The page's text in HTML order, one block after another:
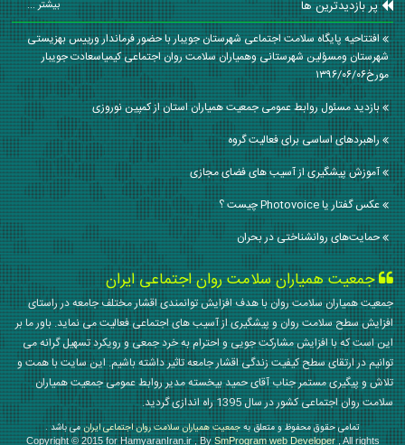
پر بازدیدترین ها بیشتر ...
افتتاحیه پایگاه سلامت اجتماعی شهرستان جویبار با حضور فرماندار ورییس بهزیستی
شهرستان ومسؤلین شهرستانی وهمیاران سلامت روان اجتماعی کیمیاسعادت جویبار
مورخ۱۳۹۶/۰۶/۰۶
بازدید مسئول روابط عمومی جمعیت همیاران استان از کمپین نوروزی
راهبردهای اساسی برای فعالیت گروه
آموزش پیشگیری از آسیب های فضای مجازی
عکس گفتار یا Photovoice چیست ؟
حمایت‌های روانشناختی در بحران
جمعیت همیاران سلامت روان اجتماعی ایران
جمعیت همیاران سلامت روان با هدف افزایش توانمندی اقشار مختلف جامعه در راستای
افزایش سطح سلامت روان و پیشگیری از آسیب های اجتماعی فعالیت می نماید. باور ما بر
این است که با افزایش مشارکت جویی و احترام به خرد جمعی و رویکرد تسهیل گرانه می
توانیم در ارتقای سطح کیفیت زندگی اقشار جامعه تاثیر داشته باشیم. این سایت با همت و
تلاش و پیگیری مستمر جناب آقای حمید بیخسته مدیر روابط عمومی جمعیت همیاران
سلامت روان اجتماعی کشور در سال 1395 راه اندازی گردید.
تمامی حقوق محفوظ و متعلق بهجمعیت همیاران سلامت روان اجتماعی ایرانمی باشد .
Copyright © 2015 for HamyaranIran.ir , BySmProgram web Developer, All rights